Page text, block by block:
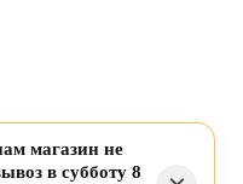
магазин не
в субботу 8